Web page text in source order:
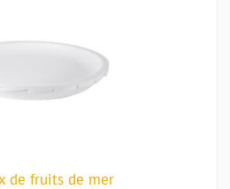
de fruits de mer